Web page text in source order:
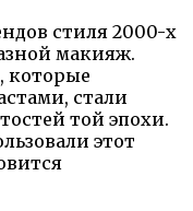
стиля 2000-х
макияж.
которые
стали
той эпохи.
этот